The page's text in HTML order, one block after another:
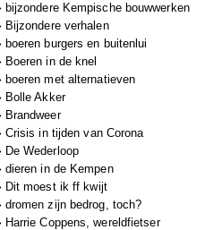
bijzondere Kempische bouwwerken
Bijzondere verhalen
boeren burgers en buitenlui
Boeren in de knel
boeren met alternatieven
Bolle Akker
Brandweer
Crisis in tijden van Corona
De Wederloop
dieren in de Kempen
Dit moest ik ff kwijt
dromen zijn bedrog, toch?
Harrie Coppens, wereldfietser